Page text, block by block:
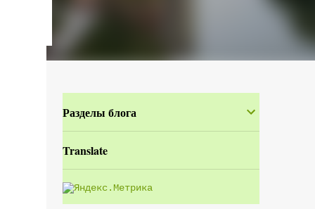
Разделы блога
Translate